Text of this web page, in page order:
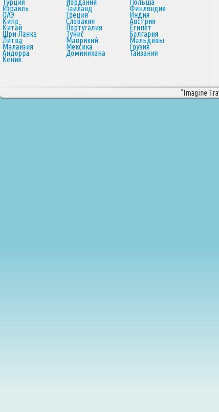
Турция Иордания Польша
Израиль Таиланд Финляндия
ОАЭ Греция Индия
Кипр Словакия Австрия
Китай Португалия Египет
Шри-Ланка Тунис Болгария
Литва Маврикий Мальдивы
Малайзия Мексика Грузия
Андорра Доминикана Танзания
Кения
“Imagine